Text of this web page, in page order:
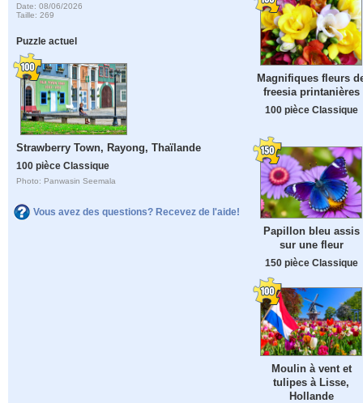
Date: 08/06/2026
Taille: 269
Puzzle actuel
Strawberry Town, Rayong, Thaïlande
100 pièce Classique
Photo: Panwasin Seemala
Vous avez des questions? Recevez de l'aide!
Magnifiques fleurs
freesia printanières
100 pièce Classique
Papillon bleu assis
sur une fleur
150 pièce Classique
Moulin à vent et
tulipes à Lisse,
Hollande